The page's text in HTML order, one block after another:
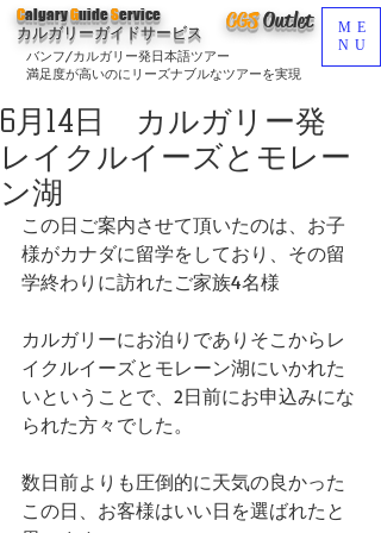
CGSOutlet
バンフ/カルガリー発日本語ツアー
満足度が高いのにリーズナブルなツアーを実現
CalgaryGuideService
カルガリーガイドサービス
ME
NU
6月14日 カルガリー発
レイクルイーズとモレー
ン湖
この日ご案内させて頂いたのは、お子
様がカナダに留学をしており、その留
学終わりに訪れたご家族4名様
カルガリーにお泊りでありそこからレ
イクルイーズとモレーン湖にいかれた
いということで、2日前にお申込みにな
られた方々でした。
数日前よりも圧倒的に天気の良かった
この日、お客様はいい日を選ばれたと